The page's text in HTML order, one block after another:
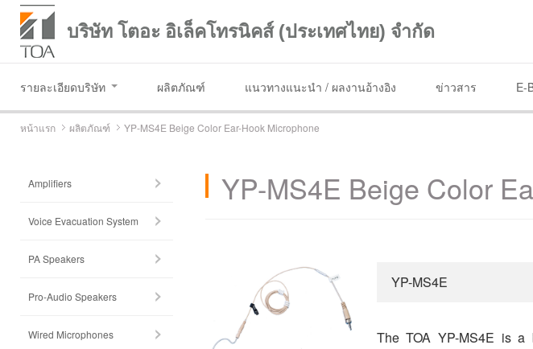
บริษัท โตอะ อิเล็คโทรนิคส์ (ประเทศไทย) จำกัด
รายละเอียดบริษัท ผลิตภัณฑ์ แนวทางแนะนำ / ผลงานอ้างอิง ข่าวสาร E-
หน้าแรก ผลิตภัณฑ์ YP-MS4E Beige Color Ear-Hook Microphone
YP-MS4E Beige Color
YP-MS4E
The TOA YP-MS4E is a
Amplifiers
Voice Evacuation System
PA Speakers
Pro-Audio Speakers
Wired Microphones